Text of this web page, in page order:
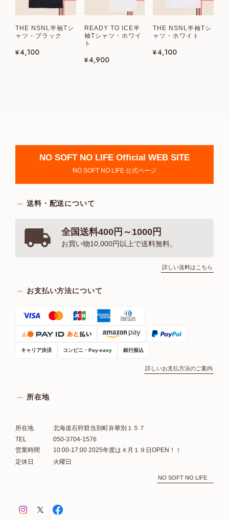
THE NSNL半袖Tシ
ャツ・ブラック
¥4,100
READY TO ICE半
袖Tシャツ・ホワイ
ト
¥4,900
THE NSNL半袖Tシ
ャツ・ホワイト
¥4,100
NO SOFT NO LIFE Official WEB SITE
NO SOFT NO LIFE 公式ページ
送料・配送について
全国送料400円～1000円
お買い物10,000円以上で送料無料。
詳しい送料はこちら
お支払い方法について
キャリア決済 コンビニ・Pay-easy 銀行振込
詳しいお支払方法のご案内
所在地
所在地
北海道石狩群当別町弁華別１５７
TEL
050-3704-1576
営業時間
10:00-17:00 2025年度は４月１９日OPEN！！
定休日
火曜日
NO SOFT NO LIFE